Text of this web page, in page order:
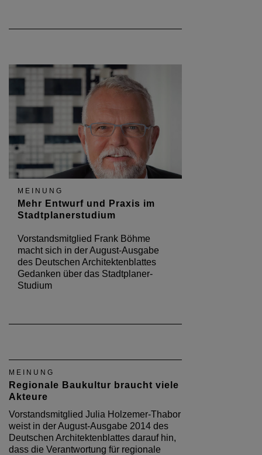
MEINUNG
Mehr Entwurf und Praxis im
Stadtplanerstudium
Vorstandsmitglied Frank Böhme
macht sich in der August-Ausgabe
des Deutschen Architektenblattes
Gedanken über das Stadtplaner-
Studium
MEINUNG
Regionale Baukultur braucht viele
Akteure
Vorstandsmitglied Julia Holzemer-Thabor
weist in der August-Ausgabe 2014 des
Deutschen Architektenblattes darauf hin,
dass die Verantwortung für regionale